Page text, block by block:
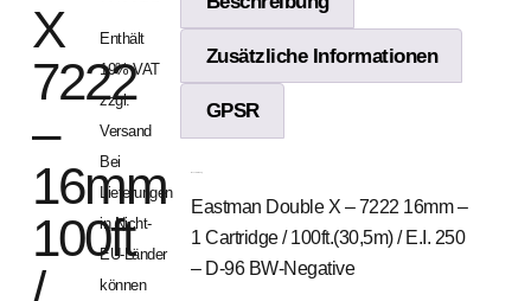
X
7222
–
16mm
100ft
Enthält
19% VAT
zzgl.
Versand
Bei
Lieferungen
in Nicht-
EU-Länder
können
Zusätzliche Informationen
GPSR
Eastman Double X – 7222 16mm –
1 Cartridge / 100ft.(30,5m) / E.I. 250
– D-96 BW-Negative